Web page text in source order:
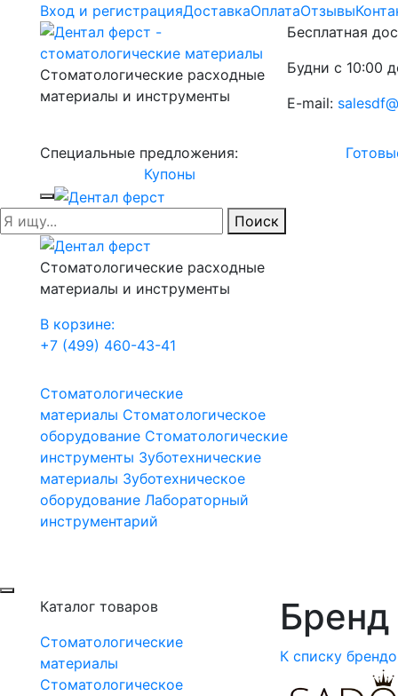
Вход и регистрацияДоставкаОплатаОтзывы
Стоматологические расходные
материалы и инструменты
Бесплатная
Будни с 10:00
E-mail:
Специальные предложения:
Купоны
Поиск
Стоматологические расходные
материалы и инструменты
В корзине:
+7 (499) 460-43-41
Стоматологические
материалы Стоматологическое
оборудование Стоматологические
инструменты Зуботехнические
материалы Зуботехническое
оборудование Лабораторный
инструментарий
Каталог товаров
Стоматологические
материалы
Стоматологическое
К списку